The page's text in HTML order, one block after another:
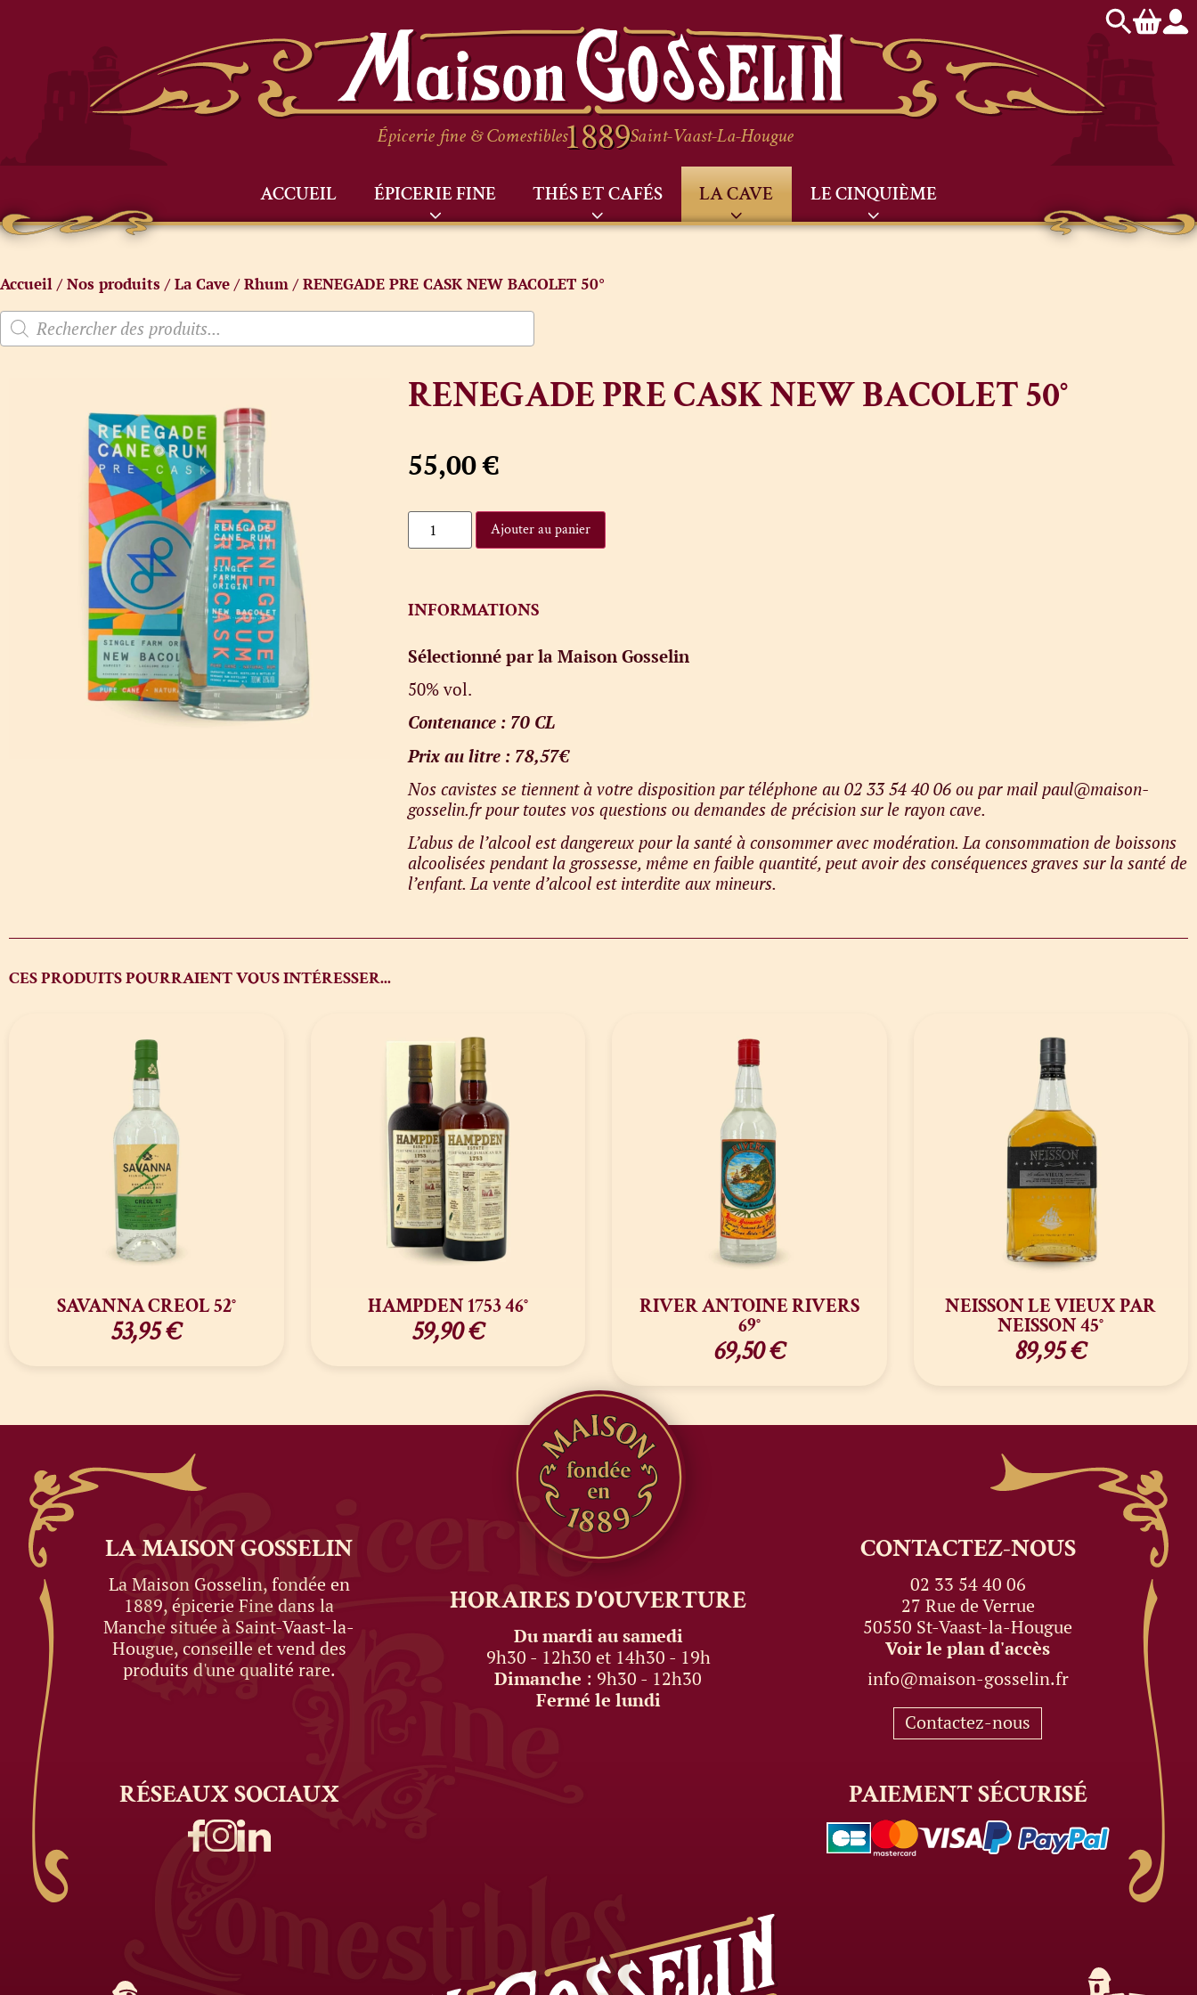
Épicerie fine & Comestibles Saint-Vaast-La-Hougue
ACCUEIL ÉPICERIE FINE THÉS ET CAFÉS LA CAVE LE CINQUIÈME
Accueil /Nos produits /La Cave /Rhum / RENEGADE PRE CASK NEW BACOLET 50°
RENEGADE PRE CASK NEW BACOLET 50°
55,00€
Ajouter au panier
INFORMATIONS
Sélectionné par la Maison Gosselin
50% vol.
Contenance : 70 CL
Prix au litre : 78,57€
Nos cavistes se tiennent à votre disposition par téléphone au 02 33 54 40 06 ou par mail paul@maison-
gosselin.fr pour toutes vos questions ou demandes de précision sur le rayon cave.
L’abus de l’alcool est dangereux pour la santé à consommer avec modération. La consommation de boissons
alcoolisées pendant la grossesse, même en faible quantité, peut avoir des conséquences graves sur la santé de
l’enfant. La vente d’alcool est interdite aux mineurs.
CES PRODUITS POURRAIENT VOUS INTÉRESSER...
SAVANNA CREOL 52°
53,95€
HAMPDEN 1753 46°
59,90€
RIVER ANTOINE RIVERS
69°
69,50€
NEISSON LE VIEUX PAR
NEISSON 45°
89,95€
LA MAISONGOSSELIN
La Maison Gosselin, fondée en
1889, épicerie Fine dans la
Manche située à Saint-Vaast-la-
Hougue, conseille et vend des
produits d'une qualité rare.
HORAIRESD'OUVERTURE
Du mardi au samedi
9h30 - 12h30 et 14h30 - 19h
Dimanche : 9h30 - 12h30
Fermé le lundi
CONTACTEZ-NOUS
02 33 54 40 06
27 Rue de Verrue
50550 St-Vaast-la-Hougue
Voir le plan d'accès
info@maison-gosselin.fr
Contactez-nous
RÉSEAUXSOCIAUX PAIEMENTSÉCURISÉ